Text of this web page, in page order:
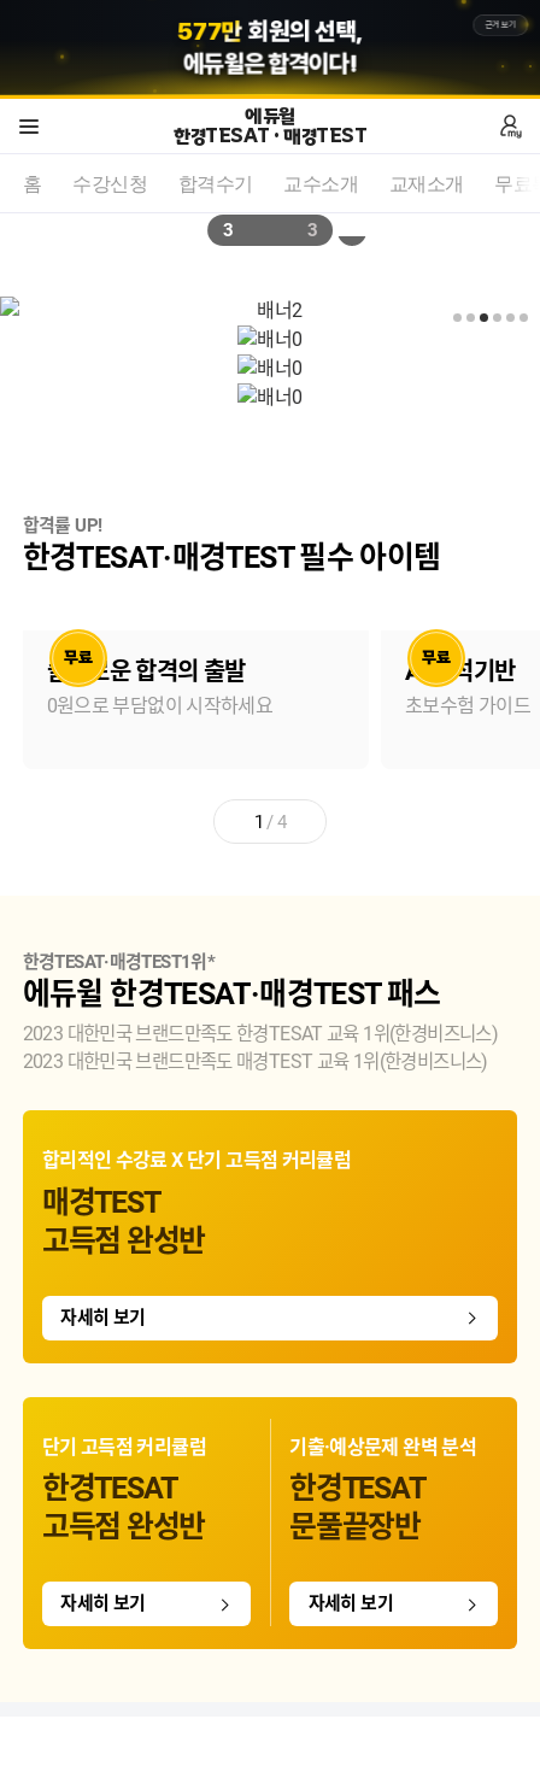
587만 회원의 선택,
에듀윌은 합격이다!
근거보기
에듀윌
한경TESAT · 매경TEST
홈 수강신청 합격수기 교수소개 교재소개 무료
3 3
합격률 UP!
한경TESAT·매경TEST 필수 아이템
슬기로운 합격의 출발
0원으로 부담없이 시작하세요
AI 분석기반
초보수험 가이드
1 /4
한경TESAT·매경TEST1위*
에듀윌 한경TESAT·매경TEST 패스
2023 대한민국 브랜드만족도 한경TESAT 교육 1위(한경비즈니스)
2023 대한민국 브랜드만족도 매경TEST 교육 1위(한경비즈니스)
합리적인 수강료 X 단기 고득점 커리큘럼
매경TEST
고득점 완성반
자세히 보기
단기 고득점 커리큘럼
한경TESAT
고득점 완성반
자세히 보기
기출·예상문제 완벽 분석
한경TESAT
문풀끝장반
자세히 보기